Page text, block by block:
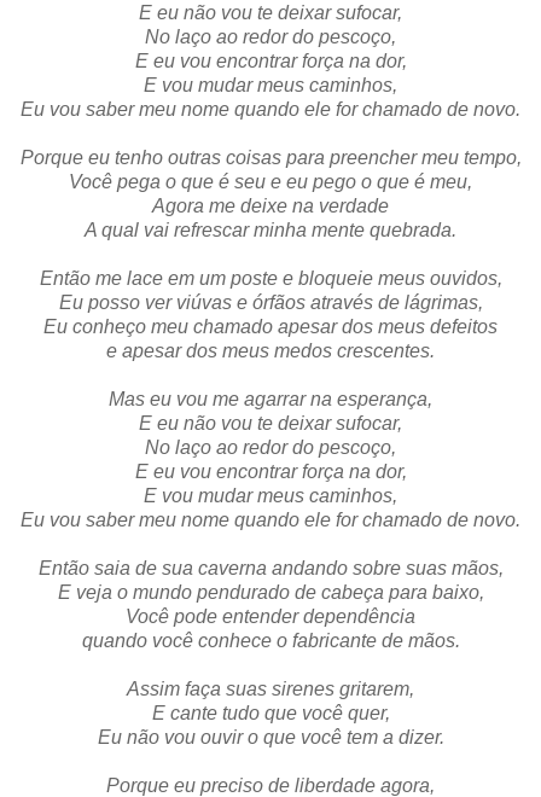
E eu não vou te deixar sufocar,
No laço ao redor do pescoço,
E eu vou encontrar força na dor,
E vou mudar meus caminhos,
Eu vou saber meu nome quando ele for chamado de novo.
Porque eu tenho outras coisas para preencher meu tempo,
Você pega o que é seu e eu pego o que é meu,
Agora me deixe na verdade
A qual vai refrescar minha mente quebrada.
Então me lace em um poste e bloqueie meus ouvidos,
Eu posso ver viúvas e órfãos através de lágrimas,
Eu conheço meu chamado apesar dos meus defeitos
e apesar dos meus medos crescentes.
Mas eu vou me agarrar na esperança,
E eu não vou te deixar sufocar,
No laço ao redor do pescoço,
E eu vou encontrar força na dor,
E vou mudar meus caminhos,
Eu vou saber meu nome quando ele for chamado de novo.
Então saia de sua caverna andando sobre suas mãos,
E veja o mundo pendurado de cabeça para baixo,
Você pode entender dependência
quando você conhece o fabricante de mãos.
Assim faça suas sirenes gritarem,
E cante tudo que você quer,
Eu não vou ouvir o que você tem a dizer.
Porque eu preciso de liberdade agora,